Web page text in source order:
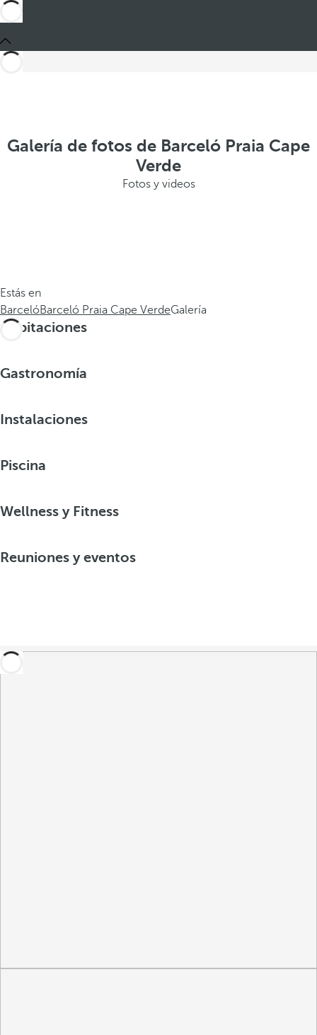
Galería de fotos de Barceló Praia Cape
Verde
Fotos y videos
Estás en
BarcelóBarceló Praia Cape VerdeGalería
Habitaciones
Gastronomía
Instalaciones
Piscina
Wellness y Fitness
Reuniones y eventos